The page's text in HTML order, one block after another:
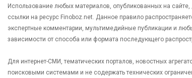
Использование любых материалов, опубликованных на
ссылки на ресурс Finoboz.net. Данное правило
экспертные комментарии, мультимедийные публикации и
зависимости от способа или формата последующего
Для интернет-СМИ, тематических порталов, новостных
поисковыми системами и не содержать технических